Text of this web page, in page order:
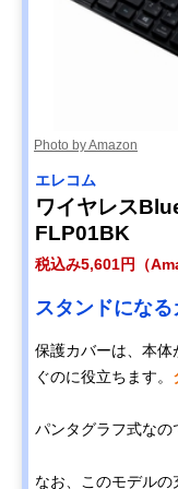
Photo by Amazon
エレコム
ワイヤレス
FLP01BK
税込み5,601円（
スタンドになる
保護カバーは、本
ぐのに役立ちます。
パンタグラフ式なの
なお、このモデルの